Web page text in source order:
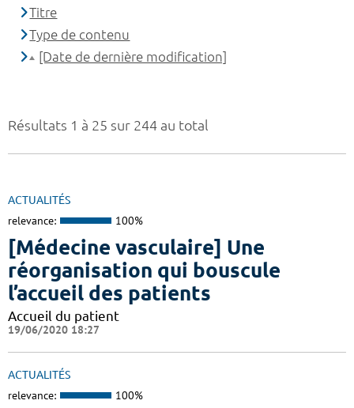
Résultats 1 à 25 sur 244 au total
ACTUALITÉS
relevance: 100%
[Médecine vasculaire] Une
réorganisation qui bouscule
l’accueil des patients
Accueil du patient
19/06/2020 18:27
ACTUALITÉS
relevance: 100%
Titre
Type de contenu
[Date de dernière modification]